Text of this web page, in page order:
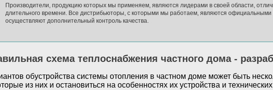
Производители, продукцию которых мы применяем, являются лидерами в своей области,
длительного времени. Все дистрибьюторы, с которыми мы работаем, являются официальными
осуществляют дополнительный контроль качества.
схема теплоснабжения частного дома -
обустройства системы отопления в частном доме может быть
из них и остановиться на особенностях их устройства и